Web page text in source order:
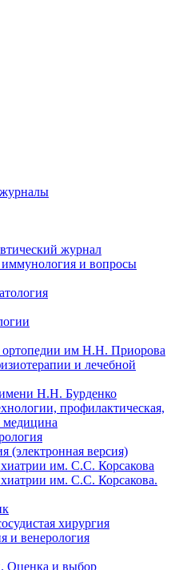
журнал
и вопросы
ортопедии им Н.Н. Приорова
и лечебной
Н.Н. Бурденко
профилактическая,
медицина
(электронная версия)
им. С.С. Корсакова
им. С.С. Корсакова.
хирургия
и венерология
Оценка и выбор